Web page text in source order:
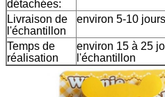
détachées:
Livraison de
l'échantillon
environ 5-10 jours
Temps de
réalisation
environ 15 à 25
l'échantillon